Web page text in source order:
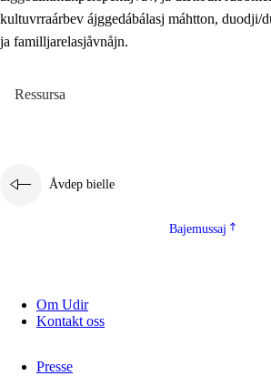
kultuvrraárbev ájggedábálasj máhtton, duodji/
ja familljarelasjåvnåjn.
Ressursa
Åvdep bielle
Bajemussaj
Om Udir
Kontakt oss
Presse